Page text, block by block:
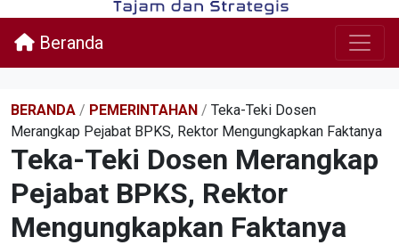
Beranda
BERANDA / PEMERINTAHAN / Teka-Teki Dosen
Merangkap Pejabat BPKS, Rektor Mengungkapkan Faktanya
Teka-Teki Dosen Merangkap
Pejabat BPKS, Rektor
Mengungkapkan Faktanya